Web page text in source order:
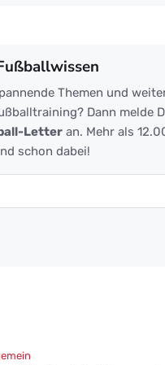
Themen und
Dann melde
Letter an. Mehr als
schon dabei!